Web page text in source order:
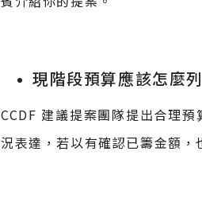
現階段預算應該怎麼
CCDF 建議提案團隊提出合理
況表達，若以有確認已籌金額，